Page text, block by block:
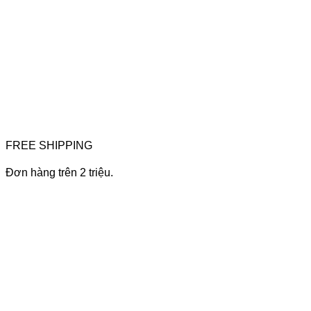
FREE SHIPPING
Đơn hàng trên 2 triệu.